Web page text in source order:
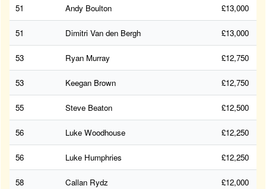
51 Andy Boulton £13,000
51 Dimitri Van den Bergh £13,000
53 Ryan Murray £12,750
53 Keegan Brown £12,750
55 Steve Beaton £12,500
56 Luke Woodhouse £12,250
56 Luke Humphries £12,250
58 Callan Rydz £12,000